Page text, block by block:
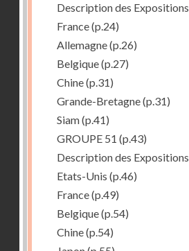
Description des Expositions
France(p.24)
Allemagne(p.26)
Belgique(p.27)
Chine(p.31)
Grande-Bretagne(p.31)
Siam(p.41)
GROUPE 51 (p.43)
Description des Expositions
Etats-Unis (p.46)
France(p.49)
Belgique(p.54)
Chine(p.54)